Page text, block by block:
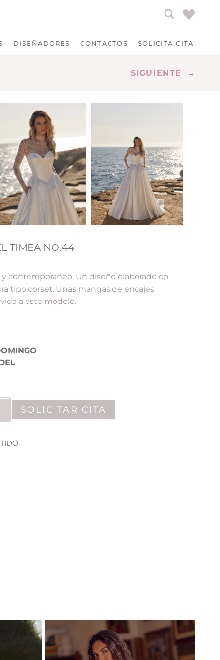
DISEÑADORES CONTACTOS SOLICITA CITA
SIGUIENTE →
TIMEA NO.44
contemporáneo. Un diseño elaborado en
tipo corset. Unas mangas de encajes
a este modelo.
SOLICITAR CITA